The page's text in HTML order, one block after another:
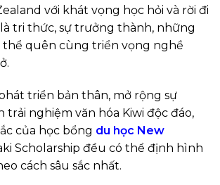
với khát vọng học hỏi và rời đi
tri thức, sự trưởng thành, những
thể quên cùng triển vọng nghề
triển bản thân, mở rộng sự
trải nghiệm văn hóa Kiwi độc đáo,
của học bổng du học New
Scholarship đều có thể định hình
cách sâu sắc nhất.